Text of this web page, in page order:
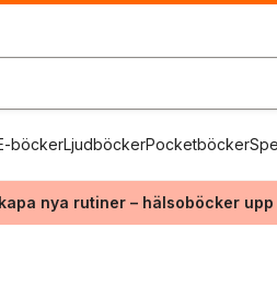
böckerLjudböckerPocketböcker
nya rutiner – hälsoböcker